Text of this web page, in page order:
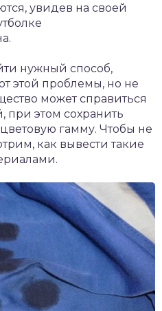
увидев на своей
нужный способ,
этой проблемы, но не
может справиться
при этом сохранить
гамму. Чтобы не
как вывести такие